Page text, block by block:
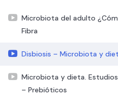
Microbiota del adulto
Fibra
Disbiosis – Microbiota y
Microbiota y dieta.
– Prebióticos